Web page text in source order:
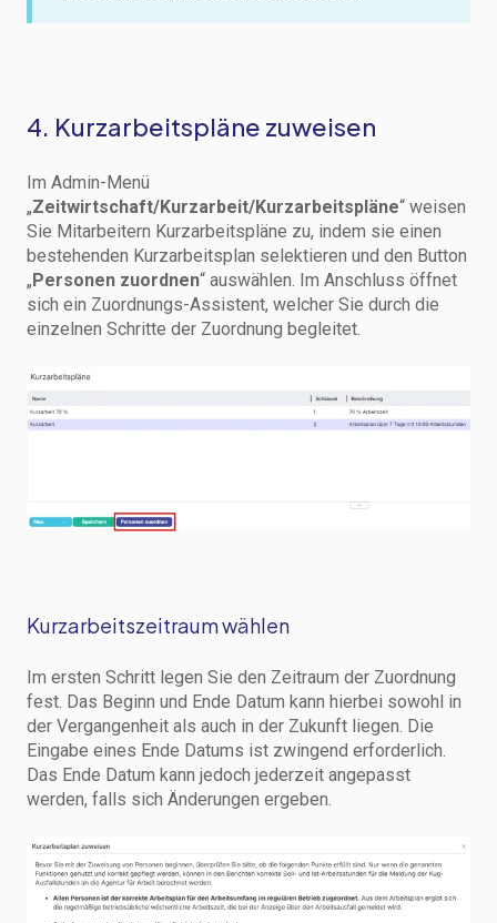
4. Kurzarbeitspläne zuweisen
Im Admin-Menü
„Zeitwirtschaft/Kurzarbeit/Kurzarbeitspläne“ weisen
Sie Mitarbeitern Kurzarbeitspläne zu, indem sie einen
bestehenden Kurzarbeitsplan selektieren und den Button
„Personen zuordnen“ auswählen. Im Anschluss öffnet
sich ein Zuordnungs-Assistent, welcher Sie durch die
einzelnen Schritte der Zuordnung begleitet.
Kurzarbeitszeitraum wählen
Im ersten Schritt legen Sie den Zeitraum der Zuordnung
fest. Das Beginn und Ende Datum kann hierbei sowohl in
der Vergangenheit als auch in der Zukunft liegen. Die
Eingabe eines Ende Datums ist zwingend erforderlich.
Das Ende Datum kann jedoch jederzeit angepasst
werden, falls sich Änderungen ergeben.